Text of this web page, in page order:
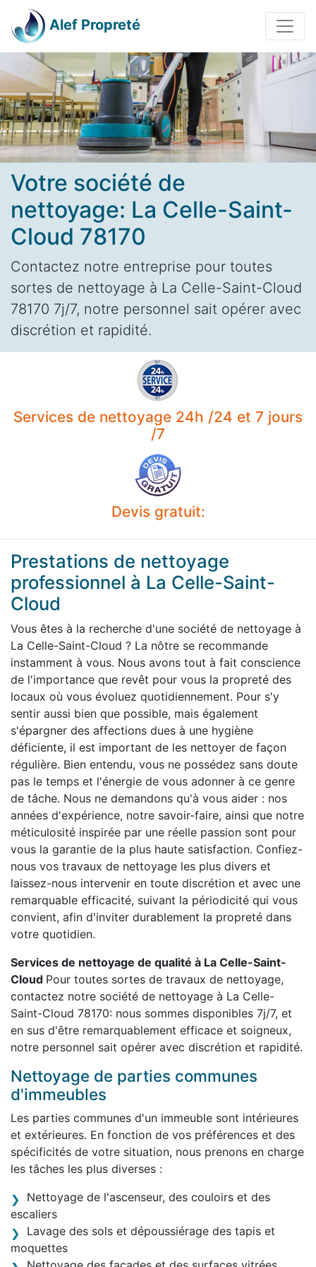
Alef Propreté
Votre société de
nettoyage: La Celle-Saint-
Cloud 78170
Contactez notre entreprise pour toutes
sortes de nettoyage à La Celle-Saint-Cloud
78170 7j/7, notre personnel sait opérer avec
discrétion et rapidité.
Services de nettoyage 24h /24 et 7 jours
/7
Devis gratuit:
Prestations de nettoyage
professionnel à La Celle-Saint-
Cloud
Vous êtes à la recherche d'une société de nettoyage à
La Celle-Saint-Cloud ? La nôtre se recommande
instamment à vous. Nous avons tout à fait conscience
de l'importance que revêt pour vous la propreté des
locaux où vous évoluez quotidiennement. Pour s'y
sentir aussi bien que possible, mais également
s'épargner des affections dues à une hygiène
déficiente, il est important de les nettoyer de façon
régulière. Bien entendu, vous ne possédez sans doute
pas le temps et l'énergie de vous adonner à ce genre
de tâche. Nous ne demandons qu'à vous aider : nos
années d'expérience, notre savoir-faire, ainsi que notre
méticulosité inspirée par une réelle passion sont pour
vous la garantie de la plus haute satisfaction. Confiez-
nous vos travaux de nettoyage les plus divers et
laissez-nous intervenir en toute discrétion et avec une
remarquable efficacité, suivant la périodicité qui vous
convient, afin d'inviter durablement la propreté dans
votre quotidien.
Services de nettoyage de qualité à La Celle-Saint-
Cloud Pour toutes sortes de travaux de nettoyage,
contactez notre société de nettoyage à La Celle-
Saint-Cloud 78170: nous sommes disponibles 7j/7, et
en sus d'être remarquablement efficace et soigneux,
notre personnel sait opérer avec discrétion et rapidité.
Nettoyage de parties communes
d'immeubles
Les parties communes d'un immeuble sont intérieures
et extérieures. En fonction de vos préférences et des
spécificités de votre situation, nous prenons en charge
les tâches les plus diverses :
Nettoyage de l'ascenseur, des couloirs et des
escaliers
Lavage des sols et dépoussiérage des tapis et
moquettes